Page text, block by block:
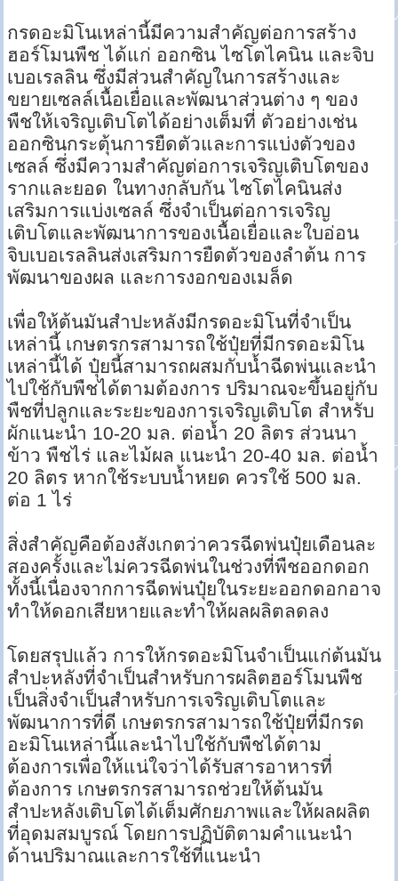
กรดอะมิโนเหล่านี้มีความสำคัญต่อการสร้าง
ฮอร์โมนพืช ได้แก่ ออกซิน ไซโตไคนิน และจิบ
เบอเรลลิน ซึ่งมีส่วนสำคัญในการสร้างและ
ขยายเซลล์เนื้อเยื่อและพัฒนาส่วนต่าง ๆ ของ
พืชให้เจริญเติบโตได้อย่างเต็มที่ ตัวอย่างเช่น
ออกซินกระตุ้นการยืดตัวและการแบ่งตัวของ
เซลล์ ซึ่งมีความสำคัญต่อการเจริญเติบโตของ
รากและยอด ในทางกลับกัน ไซโตไคนินส่ง
เสริมการแบ่งเซลล์ ซึ่งจำเป็นต่อการเจริญ
เติบโตและพัฒนาการของเนื้อเยื่อและใบอ่อน
จิบเบอเรลลินส่งเสริมการยืดตัวของลำต้น การ
พัฒนาของผล และการงอกของเมล็ด
เพื่อให้ต้นมันสำปะหลังมีกรดอะมิโนที่จำเป็น
เหล่านี้ เกษตรกรสามารถใช้ปุ๋ยที่มีกรดอะมิโน
เหล่านี้ได้ ปุ๋ยนี้สามารถผสมกับน้ำฉีดพ่นและนำ
ไปใช้กับพืชได้ตามต้องการ ปริมาณจะขึ้นอยู่กับ
พืชที่ปลูกและระยะของการเจริญเติบโต สำหรับ
ผักแนะนำ 10-20 มล. ต่อน้ำ 20 ลิตร ส่วนนา
ข้าว พืชไร่ และไม้ผล แนะนำ 20-40 มล. ต่อน้ำ
20 ลิตร หากใช้ระบบน้ำหยด ควรใช้ 500 มล.
ต่อ 1 ไร่
สิ่งสำคัญคือต้องสังเกตว่าควรฉีดพ่นปุ๋ยเดือนละ
สองครั้งและไม่ควรฉีดพ่นในช่วงที่พืชออกดอก
ทั้งนี้เนื่องจากการฉีดพ่นปุ๋ยในระยะออกดอกอาจ
ทำให้ดอกเสียหายและทำให้ผลผลิตลดลง
โดยสรุปแล้ว การให้กรดอะมิโนจำเป็นแก่ต้นมัน
สำปะหลังที่จำเป็นสำหรับการผลิตฮอร์โมนพืช
เป็นสิ่งจำเป็นสำหรับการเจริญเติบโตและ
พัฒนาการที่ดี เกษตรกรสามารถใช้ปุ๋ยที่มีกรด
อะมิโนเหล่านี้และนำไปใช้กับพืชได้ตาม
ต้องการเพื่อให้แน่ใจว่าได้รับสารอาหารที่
ต้องการ เกษตรกรสามารถช่วยให้ต้นมัน
สำปะหลังเติบโตได้เต็มศักยภาพและให้ผลผลิต
ที่อุดมสมบูรณ์ โดยการปฏิบัติตามคำแนะนำ
ด้านปริมาณและการใช้ที่แนะนำ